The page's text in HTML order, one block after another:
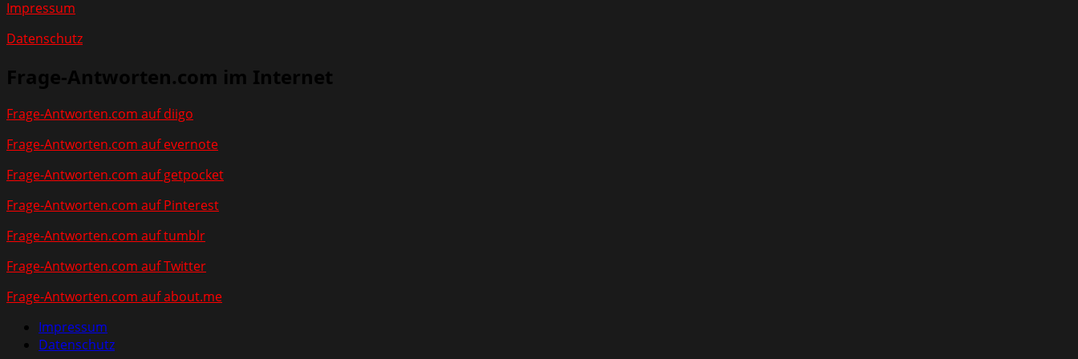
Impressum
Datenschutz
Frage-Antworten.com im Internet
Frage-Antworten.com auf diigo
Frage-Antworten.com auf evernote
Frage-Antworten.com auf getpocket
Frage-Antworten.com auf Pinterest
Frage-Antworten.com auf tumblr
Frage-Antworten.com auf Twitter
Frage-Antworten.com auf about.me
Impressum
Datenschutz